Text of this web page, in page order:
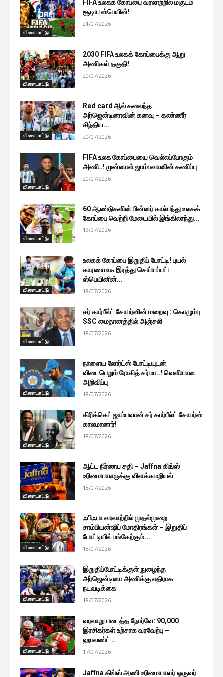
விளையாட்டு
FIFA உலகக் கோப்பை வரலாற்றில் மகுடம்
சூடிய ஸ்பெயின்!
21/07/2026
விளையாட்டு
2030 FIFA உலகக் கோப்பைக்கு ஆறு
அணிகள் தகுதி!
20/07/2026
விளையாட்டு
Red card ஆல் கலைந்த
அர்ஜென்டினாவின் கனவு – கண்ணீர்
சிந்திய...
20/07/2026
விளையாட்டு
FIFA உலக கோப்பையை வெல்லப்போகும்
அணி..! முன்னாள் ஜாம்பவானின் கணிப்பு
20/07/2026
விளையாட்டு
60 ஆண்டுகளின் பின்னர் கால்பந்து உலகக்
கோப்பை வெற்றி மேடையில் இங்கிலாந்து...
19/07/2026
விளையாட்டு
உலகக் கோப்பை இறுதிப் போட்டி! புயல்
காரணமாக இரத்து செய்யப்பட்ட
ஸ்பெயினின்...
18/07/2026
விளையாட்டு
சர் கார்பீல்ட் சோபர்ஸின் மறைவு : கொழும்பு
SSC மைதானத்தில் அஞ்சலி
18/07/2026
விளையாட்டு
நாளைய லோர்ட்ஸ் போட்டியுடன்
விடைபெறும் ரோகித் சர்மா..! வெளியான
அறிவிப்பு
18/07/2026
விளையாட்டு
கிரிக்கெட் ஜாம்பவான் சர் கார்பீல்ட் சோபர்ஸ்
காலமானார்!
18/07/2026
விளையாட்டு
ஆட்ட நிர்ணய சதி – Jaffna கிங்ஸ்
உரிமையாளருக்கு விளக்கமறியல்
18/07/2026
விளையாட்டு
ஃபிஃபா வரலாற்றில் முதல்முறை
சாம்பியன்ஷிப் மோதிரங்கள் – இறுதிப்
போட்டியில் பங்கேற்கும்...
18/07/2026
விளையாட்டு
இறுதிப்போட்டிக்குள் நுழைந்த
அர்ஜென்டினா அணிக்கு எதிராக
நடவடிக்கை
18/07/2026
விளையாட்டு
வரலாறு படைத்த நோர்வே: 90,000
இரசிகர்கள் உற்சாக வரவேற்பு –
ஹாலண்ட்...
17/07/2026
Jaffna கிங்ஸ் அணி உரிமையாளர் ஒருவர்